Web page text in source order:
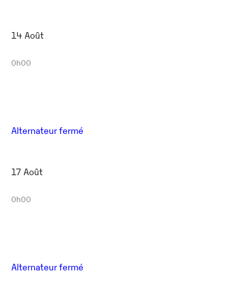
14 Août
0h00
Alternateur fermé
17 Août
0h00
Alternateur fermé